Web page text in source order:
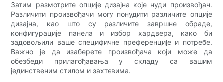
Затим размотрите опције дизајна које нуди произвођач.
Различити произвођачи могу понудити различите опције
дизајна, као што су различите завршне обраде,
конфигурације панела и избор хардвера, како би
задовољили ваше специфичне преференције и потребе.
Важно је да изаберете произвођача који може да
обезбеди прилагођавања у складу са вашим
јединственим стилом и захтевима.